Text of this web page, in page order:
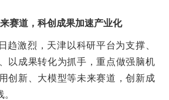
赛道，科创成果加速产业化
趋激烈，天津以科研平台为支撑、
以成果转化为抓手，重点做强脑机
创新、大模型等未来赛道，创新成